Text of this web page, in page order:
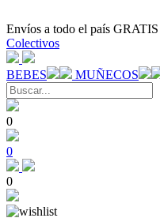
Envíos a todo el país
Colectivos
BEBES MUÑECOS
0
0
0